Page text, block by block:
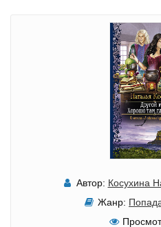
Автор: Косухина
Жанр: